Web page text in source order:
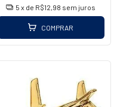
5 x de R$12,98 sem juros
COMPRAR